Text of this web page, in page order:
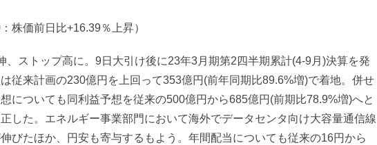
株価前日比+16.39％上昇）
、ストップ高に。9日大引け後に23年3月期第2四半期累計(4-9月)決算を発
従来計画の230億円を上回って353億円(前年同期比89.6%増)で着地。併せ
についても同利益予想を従来の500億円から685億円(前期比78.9%増)へと
した。エネルギー事業部門において海外でデータセンタ向け大容量通信線
びたほか、円安も寄与するもよう。年間配当についても従来の16円から